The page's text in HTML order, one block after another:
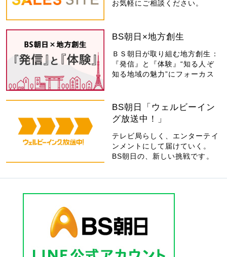
お気軽にご相談ください。
BS朝日×地方創生
ＢＳ朝日が取り組む地方創生：
『発信』と『体験』“知る人ぞ
知る地域の魅力”にフォーカス
BS朝日「ウェルビーイン
グ放送中！」
テレビ局らしく、エンターテイ
ンメントにして届けていく。
BS朝日の、新しい挑戦です。